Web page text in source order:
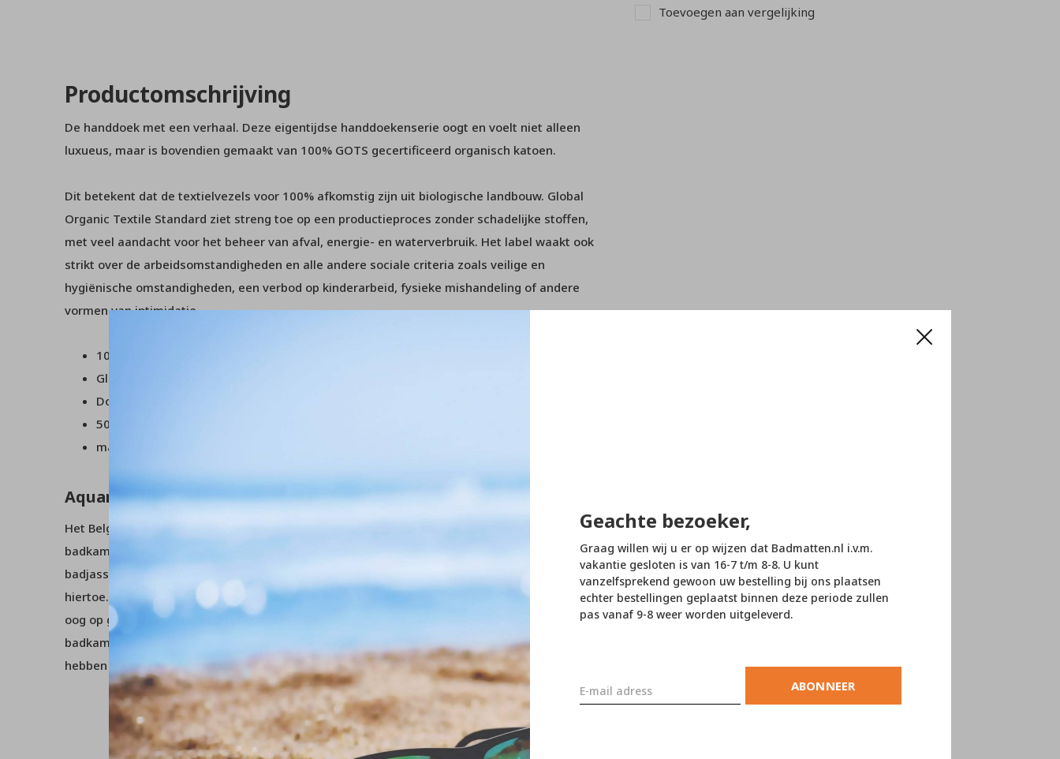
Geachte bezoeker,
Graag willen wij u er op wijzen dat Badmatten.nl i.v.m.
vakantie gesloten is van 16-7 t/m 8-8. U kunt
vanzelfsprekend gewoon uw bestelling bij ons plaatsen
echter bestellingen geplaatst binnen deze periode zullen
pas vanaf 9-8 weer worden uitgeleverd.
ABONNEER
Toevoegen aan vergelijking
Productomschrijving
De handdoek met een verhaal. Deze eigentijdse handdoekenserie oogt en voelt niet alleen
luxueus, maar is bovendien gemaakt van 100% GOTS gecertificeerd organisch katoen.
Dit betekent dat de textielvezels voor 100% afkomstig zijn uit biologische landbouw. Global
Organic Textile Standard ziet streng toe op een productieproces zonder schadelijke stoffen,
met veel aandacht voor het beheer van afval, energie- en waterverbruik. Het label waakt ook
strikt over de arbeidsomstandigheden en alle andere sociale criteria zoals veilige en
hygiënische omstandigheden, een verbod op kinderarbeid, fysieke mishandeling of andere
vormen van intimidatie.
100% GOTS katoen
Global Organic Textile Standard gecertificeerd
Dobby geweven
500 gr/m2
machine wasbaar
Aquanova
Het Belgische merk Aquanova heeft een grote collectie producten die geschikt zijn voor in de
badkamer. Het grote assortiment omslaat onder andere prachtige handdoeken, badmatten,
badjassen, wasmanden, zeeppompjes, spiegels, toilet borstels en opbergdoosjes behoren
hiertoe. Alle artikelen zijn gemaakt van hoogwaardige materialen en vervaardigd met het
oog op gebruikersgemak. Met de prachtige duurzame producten van Aquanova geeft u uw
badkamer in een handomdraai een rustgevende en mooie sfeer! Mocht u verder nog vragen
hebben over dit product of over iets anders, neem dan contact op met onze klantenservice